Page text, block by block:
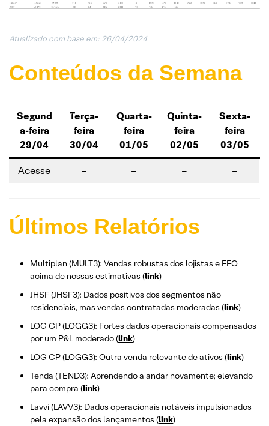
Atualizado com base em: 26/04/2024
Conteúdos da Semana
Segund
a-feira
29/04
Terça-
feira
30/04
Quarta-
feira
01/05
Quinta-
feira
02/05
Sexta-
feira
03/05
Acesse – – – –
Últimos Relatórios
Multiplan (MULT3): Vendas robustas dos lojistas e FFO
acima de nossas estimativas (link)
JHSF (JHSF3): Dados positivos dos segmentos não
residenciais, mas vendas contratadas moderadas (link)
LOG CP (LOGG3): Fortes dados operacionais compensados
por um P&L moderado (link)
LOG CP (LOGG3): Outra venda relevante de ativos (link)
Tenda (TEND3): Aprendendo a andar novamente; elevando
para compra (link)
Lavvi (LAVV3): Dados operacionais notáveis impulsionados
pela expansão dos lançamentos (link)